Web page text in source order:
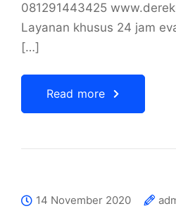
081291443425
Layanan khusus 24 jam
[…]
Read more
14 November 2020